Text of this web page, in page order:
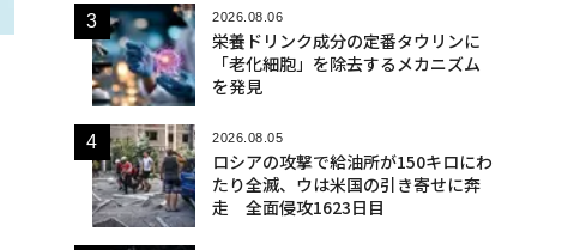
2026.08.06
栄養ドリンク成分の定番タウリンに
「老化細胞」を除去するメカニズム
を発見
2026.08.05
ロシアの攻撃で給油所が150キロにわ
たり全滅、ウは米国の引き寄せに奔
走 全面侵攻1623日目